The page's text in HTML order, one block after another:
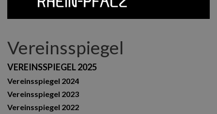
Vereinsspiegel
VEREINSSPIEGEL 2025
Vereinsspiegel 2024
Vereinsspiegel 2023
Vereinsspiegel 2022